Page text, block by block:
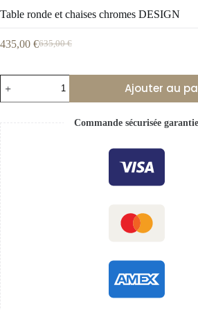
Table ronde et chaises chromes DESIGN
635,00€
435,00 €
Ajouter au
Commande sécurisée garantie